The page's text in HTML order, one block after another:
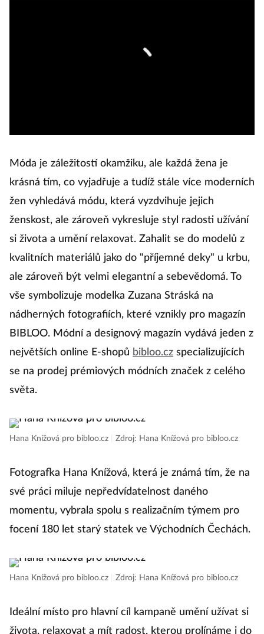
Móda je záležitostí okamžiku, ale každá žena je
krásná tím, co vyjadřuje a tudíž stále více moderních
žen vyhledává módu, která vyzdvihuje jejich
ženskost, ale zároveň vykresluje styl radosti užívání
si života a umění relaxovat. Zahalit se do modelů z
kvalitních materiálů jako do "příjemné deky" u krbu,
ale zároveň být velmi elegantní a sebevědomá. To
vše symbolizuje modelka Zuzana Stráská na
nádherných fotografiích, které vznikly pro magazín
BIBLOO. Módní a designový magazín vydává jeden z
největších online E-shopů bibloo.cz specializujících
se na prodej prémiových módních značek z celého
světa.
Hana Knížová pro bibloo.cz Zdroj: Hana Knížová pro bibloo.cz
Fotografka Hana Knížová, která je známá tím, že na
své práci miluje nepředvídatelnost daného
momentu, vybrala spolu s realizačním týmem pro
focení 180 let starý statek ve Východních Čechách.
Hana Knížová pro bibloo.cz Zdroj: Hana Knížová pro bibloo.cz
Ideální místo pro hlavní cíl kampaně umění užívat si
života, relaxovat a mít radost, kterou prolínáme i do